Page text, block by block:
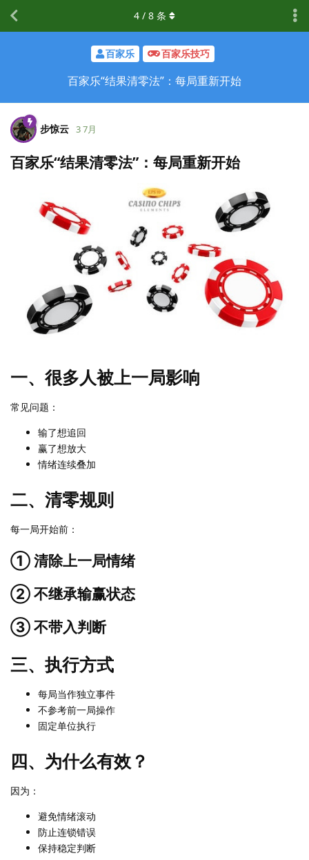
百家乐 百家乐技巧
百家乐“结果清零法”：每局重新开始
4 / 8 条
步惊云 3 7月
百家乐“结果清零法”：每局重新开始
一、很多人被上一局影响
常见问题：
输了想追回
赢了想放大
情绪连续叠加
二、清零规则
每一局开始前：
① 清除上一局情绪
② 不继承输赢状态
③ 不带入判断
三、执行方式
每局当作独立事件
不参考前一局操作
固定单位执行
四、为什么有效？
因为：
避免情绪滚动
防止连锁错误
保持稳定判断